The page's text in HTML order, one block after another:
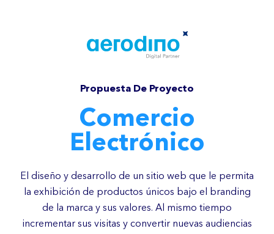
Propuesta De Proyecto
Comercio
Electrónico
El diseño y desarrollo de un sitio web que le permita
la exhibición de productos únicos bajo el branding
de la marca y sus valores. Al mismo tiempo
incrementar sus visitas y convertir nuevas audiencias